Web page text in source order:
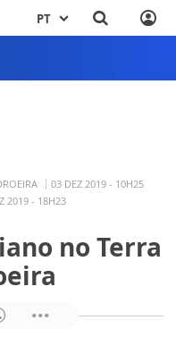
PT
03 DEZ 2019 - 10H25
2019 - 18H23
no Terra